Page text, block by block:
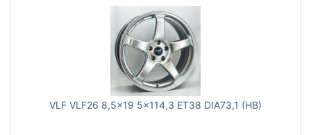
VLF VLF26 8,5x19 5x114,3 ET38 DIA73,1 (HB)